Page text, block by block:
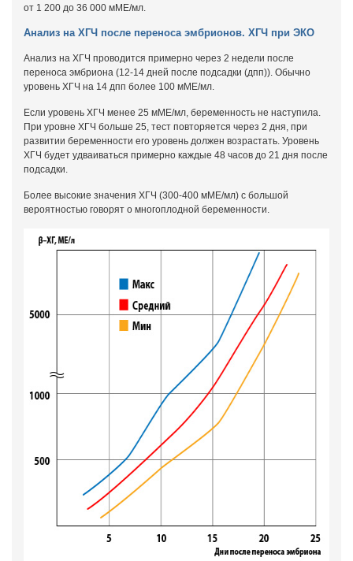
от 1 200 до 36 000 мМЕ/мл.
Анализ на ХГЧ после переноса эмбрионов. ХГЧ при ЭКО
Анализ на ХГЧ проводится примерно через 2 недели после
переноса эмбриона (12-14 дней после подсадки (дпп)). Обычно
уровень ХГЧ на 14 дпп более 100 мМЕ/мл.
Если уровень ХГЧ менее 25 мМЕ/мл, беременность не наступила.
При уровне ХГЧ больше 25, тест повторяется через 2 дня, при
развитии беременности его уровень должен возрастать. Уровень
ХГЧ будет удваиваться примерно каждые 48 часов до 21 дня после
подсадки.
Более высокие значения ХГЧ (300-400 мМЕ/мл) с большой
вероятностью говорят о многоплодной беременности.